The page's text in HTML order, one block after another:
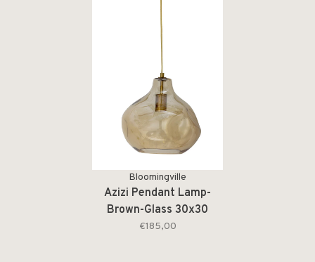
Bloomingville
Azizi Pendant Lamp-
Brown-Glass 30x30
€185,00